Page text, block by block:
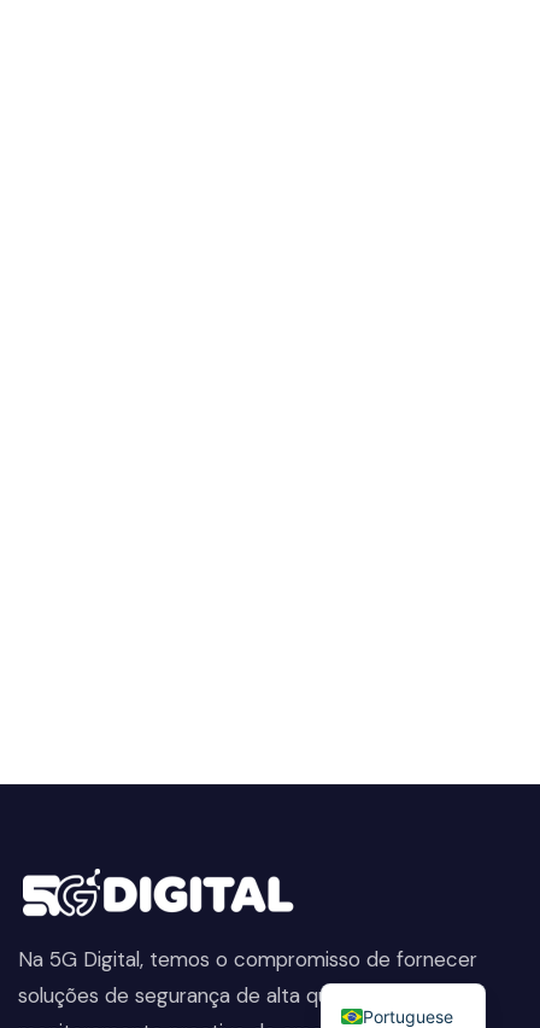
Na 5G Digital, temos o compromisso de fornecer
soluções de segurança de alta qualidade. Do
Portuguese